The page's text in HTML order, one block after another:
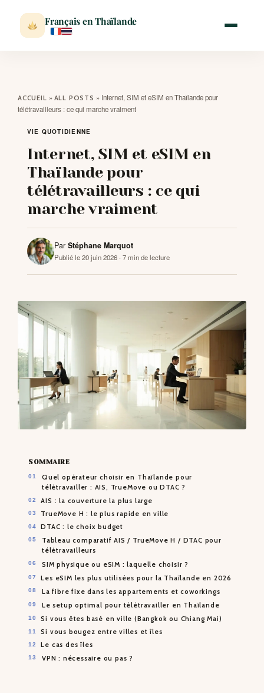
Français en Thaïlande
VISITER
MÉTÉO
EXPATRIATION
BLOG
CONTACTS
ACCUEIL » ALL POSTS » Internet, SIM et eSIM en Thaïlande pour
télétravailleurs : ce qui marche vraiment
VIE QUOTIDIENNE
Internet, SIM et eSIM en
Thaïlande pour
télétravailleurs : ce qui
marche vraiment
Par Stéphane Marquot
Publié le 20 juin 2026 · 7 min de lecture
SOMMAIRE
Quel opérateur choisir en Thaïlande pour
télétravailler : AIS, TrueMove ou DTAC ?
AIS : la couverture la plus large
TrueMove H : le plus rapide en ville
DTAC : le choix budget
Tableau comparatif AIS / TrueMove H / DTAC pour
télétravailleurs
SIM physique ou eSIM : laquelle choisir ?
Les eSIM les plus utilisées pour la Thaïlande en 2026
La fibre fixe dans les appartements et coworkings
Le setup optimal pour télétravailler en Thaïlande
Si vous êtes basé en ville (Bangkok ou Chiang Mai)
Si vous bougez entre villes et îles
Le cas des îles
VPN : nécessaire ou pas ?